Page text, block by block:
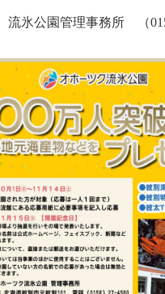
流氷公園管理事務所 （